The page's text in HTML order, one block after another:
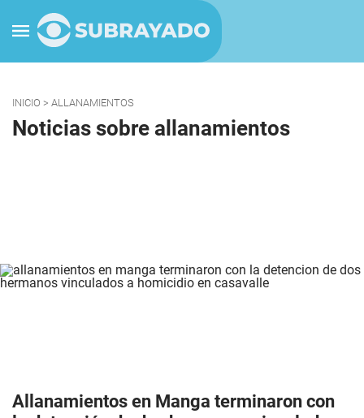
INICIO > ALLANAMIENTOS
Noticias sobre allanamientos
Allanamientos en Manga terminaron con